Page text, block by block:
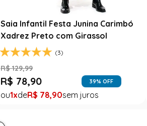
Saia Infantil Festa Junina Carimbó
Xadrez Preto com Girassol
(3)
R$ 129,99
R$ 78,90 39% OFF
1 R$ 78,90